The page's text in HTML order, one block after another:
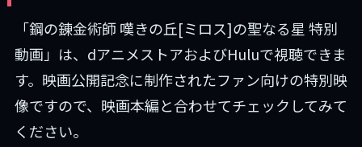
「鋼の錬金術師 嘆きの丘[ミロス]の聖なる星 特別
動画」は、dアニメストアおよびHuluで視聴できま
す。映画公開記念に制作されたファン向けの特別映
像ですので、映画本編と合わせてチェックしてみて
ください。